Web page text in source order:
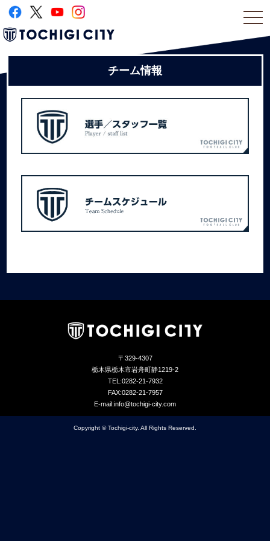
チーム情報
〒329-4307
栃木県栃木市岩舟町静1219-2
TEL:0282-21-7932
FAX:0282-21-7957
E-mail:info@tochigi-city.com
Copyright © Tochigi-city. All Rights Reserved.